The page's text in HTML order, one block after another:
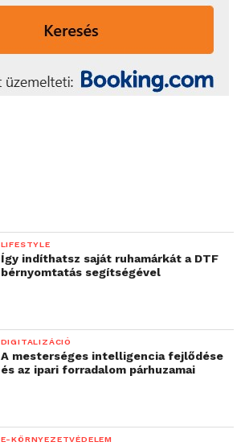
LIFESTYLE
Így indíthatsz saját ruhamárkát a DTF
bérnyomtatás segítségével
DIGITALIZÁCIÓ
A mesterséges intelligencia fejlődése
és az ipari forradalom párhuzamai
E-KÖRNYEZETVÉDELEM